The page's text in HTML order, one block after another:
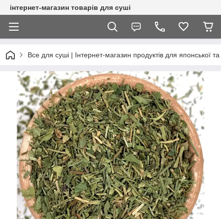
інтернет-магазин товарів для суші
Все для суші | Інтернет-магазин продуктів для японської та